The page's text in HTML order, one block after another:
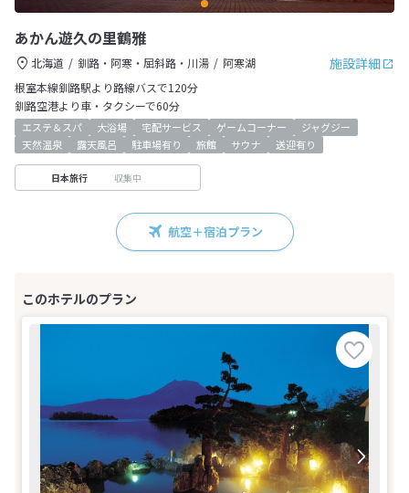
あかん遊久の里鶴雅
施設詳細
北海道 釧路・阿寒・屈斜路・川湯
阿寒湖
根室本線釧路駅より路線バスで120分
釧路空港より車・タクシーで60分
エステ＆スパ 大浴場 宅配サービス ゲームコーナー
ジャグジー
天然温泉
露天風呂 駐車場有り 旅館 サウナ 送迎有り
日本旅行 収集中
航空＋宿泊プラン